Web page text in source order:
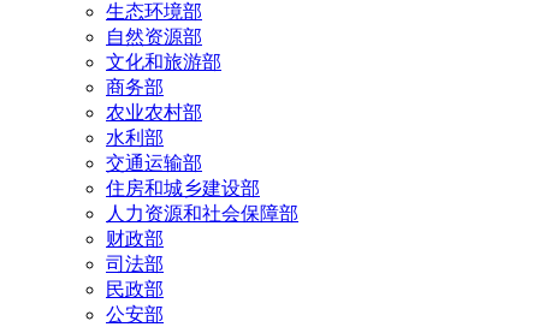
生态环境部
自然资源部
文化和旅游部
商务部
农业农村部
水利部
交通运输部
住房和城乡建设部
人力资源和社会保障部
财政部
司法部
民政部
公安部